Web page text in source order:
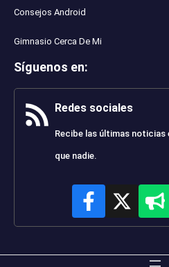
Consejos Android
Gimnasio Cerca De Mi
Síguenos en:
Redes sociales
Recibe las últimas noticias
que nadie.